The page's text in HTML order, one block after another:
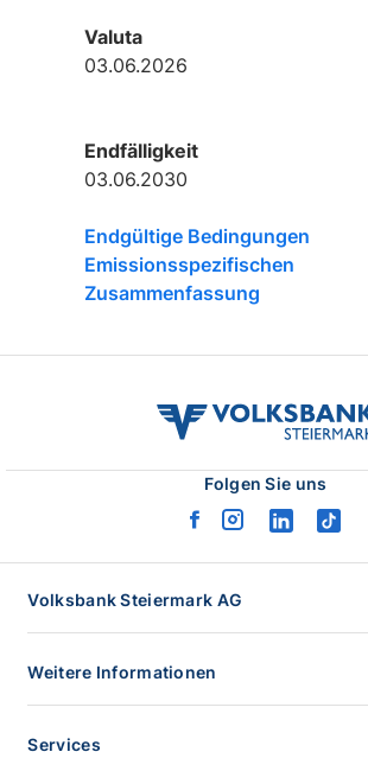
Valuta
03.06.2026
Endfälligkeit
03.06.2030
Endgültige Bedingungen
Emissionsspezifischen
Zusammenfassung
volksbank
stmk
Folgen Sie uns
facebook
instagram
linkedintiktok
Volksbank Steiermark AG
Weitere Informationen
Services